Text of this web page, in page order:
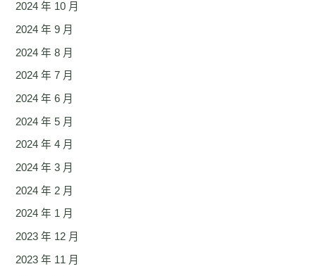
2024 年 10 月
2024 年 9 月
2024 年 8 月
2024 年 7 月
2024 年 6 月
2024 年 5 月
2024 年 4 月
2024 年 3 月
2024 年 2 月
2024 年 1 月
2023 年 12 月
2023 年 11 月